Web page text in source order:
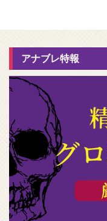
アナブレ特報